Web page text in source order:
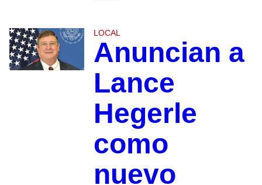
LOCAL
Anuncian a
Lance
Hegerle
como
nuevo